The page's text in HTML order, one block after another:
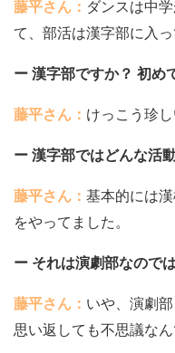
藤平さん： ダンスは中
て、部活は漢字部に入っ
ー 漢字部ですか？ 初め
藤平さん： けっこう珍し
ー 漢字部ではどんな活
藤平さん： 基本的には
をやってました。
ー それは演劇部なので
藤平さん： いや、演劇
思い返しても不思議な